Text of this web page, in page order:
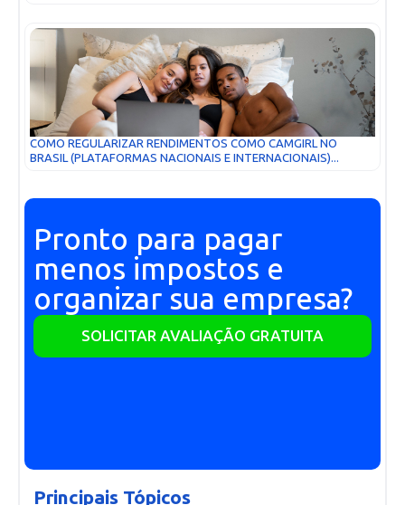
COMO REGULARIZAR RENDIMENTOS COMO CAMGIRL NO
BRASIL (PLATAFORMAS NACIONAIS E INTERNACIONAIS)...
Pronto para pagar
menos impostos e
organizar sua empresa?
SOLICITAR AVALIAÇÃO GRATUITA
Principais Tópicos